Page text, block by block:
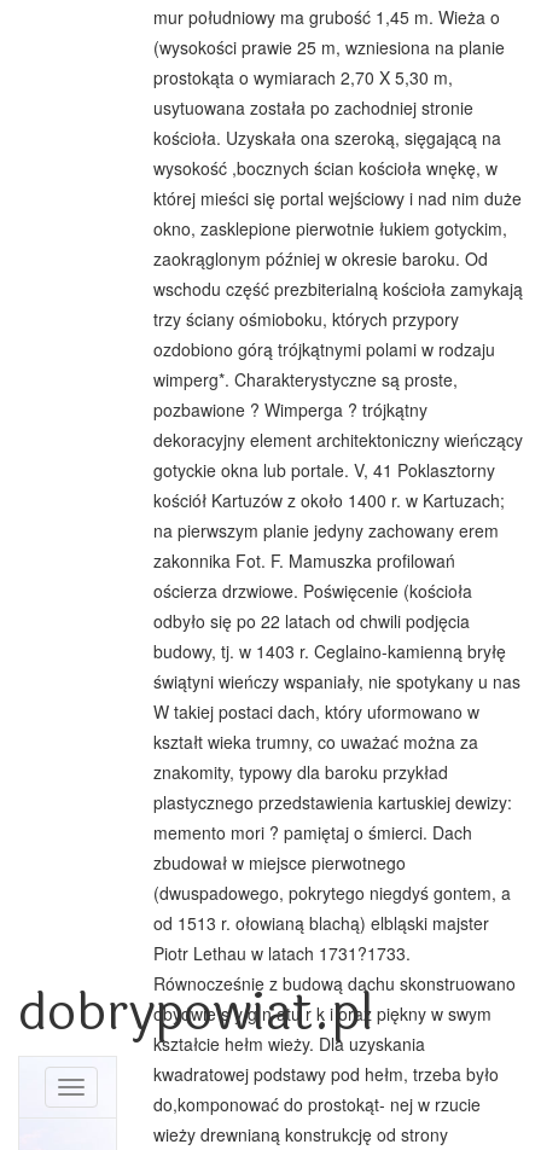
dobrypowiat.pl
Toggle
navigation
mur południowy ma grubość 1,45 m. Wieża o
(wysokości prawie 25 m, wzniesiona na planie
prostokąta o wymiarach 2,70 X 5,30 m,
usytuowana została po zachodniej stronie
kościoła. Uzyskała ona szeroką, sięgającą na
wysokość ,bocznych ścian kościoła wnękę, w
której mieści się portal wejściowy i nad nim duże
okno, zasklepione pierwotnie łukiem gotyckim,
zaokrąglonym później w okresie baroku. Od
wschodu część prezbiterialną kościoła zamykają
trzy ściany ośmioboku, których przypory
ozdobiono górą trójkątnymi polami w rodzaju
wimperg*. Charakterystyczne są proste,
pozbawione ? Wimperga ? trójkątny
dekoracyjny element architektoniczny wieńczący
gotyckie okna lub portale. V, 41 Poklasztorny
kościół Kartuzów z około 1400 r. w Kartuzach;
na pierwszym planie jedyny zachowany erem
zakonnika Fot. F. Mamuszka profilowań
ościerza drzwiowe. Poświęcenie (kościoła
odbyło się po 22 latach od chwili podjęcia
budowy, tj. w 1403 r. Ceglaino-kamienną bryłę
świątyni wieńczy wspaniały, nie spotykany u nas
W takiej postaci dach, który uformowano w
kształt wieka trumny, co uważać można za
znakomity, typowy dla baroku przykład
plastycznego przedstawienia kartuskiej dewizy:
memento mori ? pamiętaj o śmierci. Dach
zbudował w miejsce pierwotnego
(dwuspadowego, pokrytego niegdyś gontem, a
od 1513 r. ołowianą blachą) elbląski majster
Piotr Lethau w latach 1731?1733.
Równocześnie z budową dachu skonstruowano
obydwie s y g n atu r k i oraz piękny w swym
kształcie hełm wieży. Dla uzyskania
kwadratowej podstawy pod hełm, trzeba było
do,komponować do prostokąt- nej w rzucie
wieży drewnianą konstrukcję od strony